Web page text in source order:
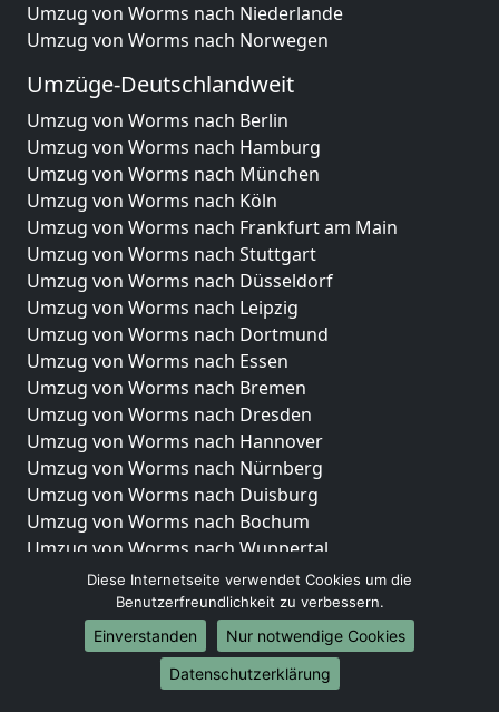
Umzug von Worms nach Niederlande
Umzug von Worms nach Norwegen
Umzüge-Deutschlandweit
Umzug von Worms nach Berlin
Umzug von Worms nach Hamburg
Umzug von Worms nach München
Umzug von Worms nach Köln
Umzug von Worms nach Frankfurt am Main
Umzug von Worms nach Stuttgart
Umzug von Worms nach Düsseldorf
Umzug von Worms nach Leipzig
Umzug von Worms nach Dortmund
Umzug von Worms nach Essen
Umzug von Worms nach Bremen
Umzug von Worms nach Dresden
Umzug von Worms nach Hannover
Umzug von Worms nach Nürnberg
Umzug von Worms nach Duisburg
Umzug von Worms nach Bochum
Umzug von Worms nach Wuppertal
Umzug von Worms nach Bielefeld
Umzug von Worms nach Bonn
Umzug von Worms nach Münster
Internationale-Umzüge
Diese Internetseite verwendet Cookies um die
Benutzerfreundlichkeit zu verbessern.
Einverstanden
Nur notwendige Cookies
Datenschutzerklärung